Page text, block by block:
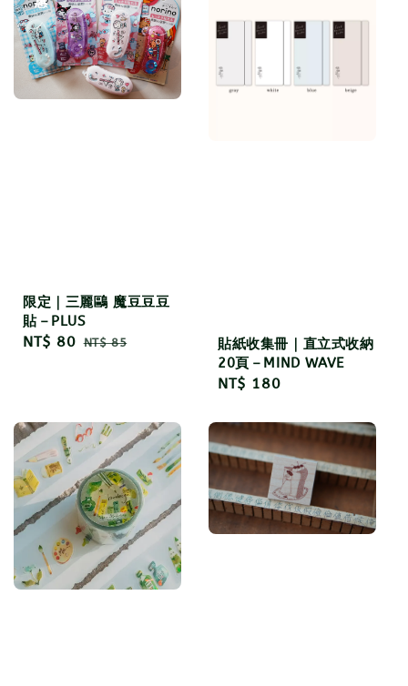
限定｜三麗鷗 魔豆豆豆
貼－PLUS
Sale
NT$ 80 Regular
NT$ 85
貼紙收集冊｜直立式收納
20頁－MIND WAVE
Regular
NT$ 180